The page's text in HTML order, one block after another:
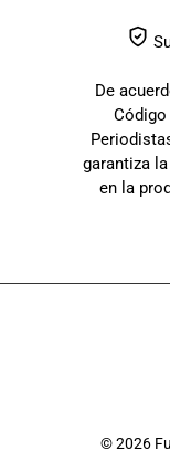
De
garantiza
en la
© 2026